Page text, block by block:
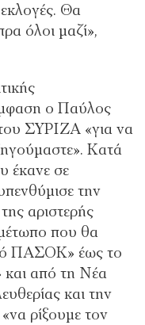
Θα
όλοι μαζί»,
ο Παύλος
ΣΥΡΙΖΑ «για να
Κατά
έκανε σε
την
αριστερής
μέτωπο που θα
ΠΑΣΟΚ» έως το
και από τη Νέα
και την
ρίξουμε τον